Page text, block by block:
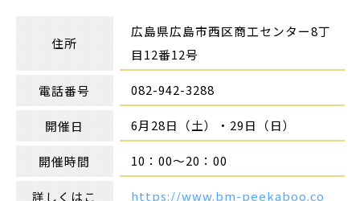
住所
広島県広島市西区商工センター8丁
目12番12号
電話番号 082-942-3288
開催日 6月28日（土）・29日（日）
開催時間 10：00～20：00
詳しくはこ
https://www.bm-peekaboo.co